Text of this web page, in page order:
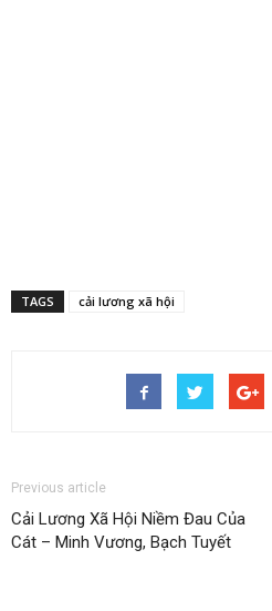
TAGS cải lương xã hội
Previous article
Cải Lương Xã Hội Niềm Đau Của
Cát – Minh Vương, Bạch Tuyết